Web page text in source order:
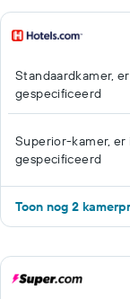
Standaardkamer,
gespecificeerd
Superior-kamer, er
gespecificeerd
Toon nog 2